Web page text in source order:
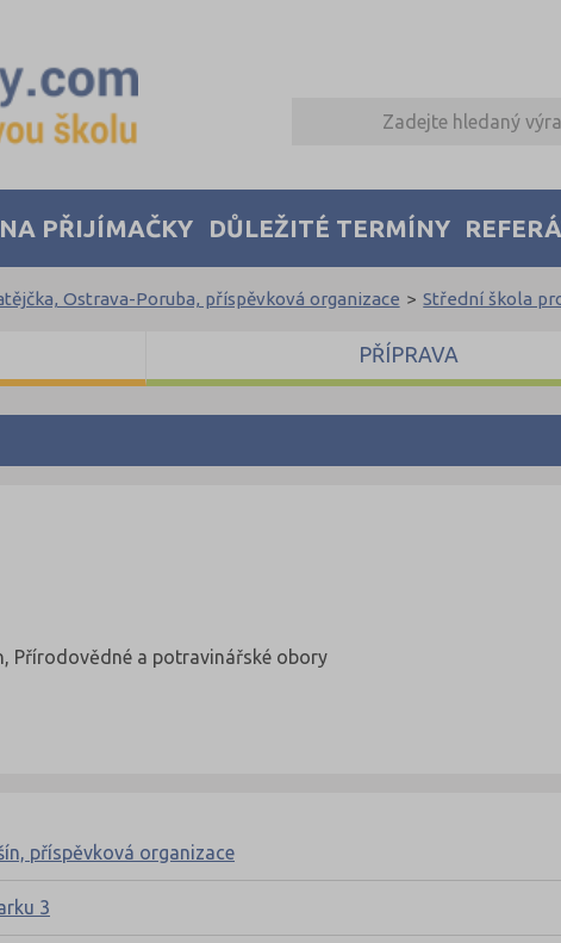
PŘIJÍMAČKY DŮLEŽITÉ TERMÍNY
Ostrava-Poruba, příspěvková organizace > Střední škola
Přírodovědné a potravinářské obory
PŘÍPRAVA
příspěvková organizace
3